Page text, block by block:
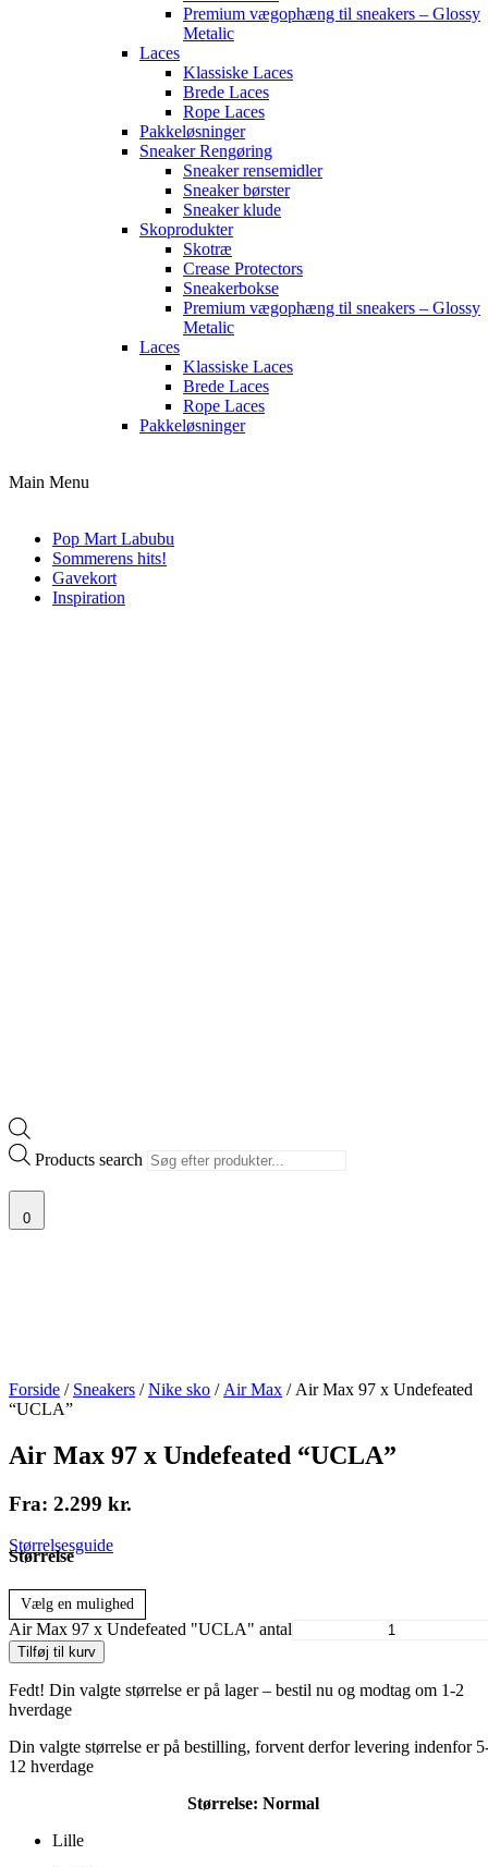
Premium vægophæng til sneakers – Glossy
Metalic
Laces
Klassiske Laces
Brede Laces
Rope Laces
Pakkeløsninger
Sneaker Rengøring
Sneaker rensemidler
Sneaker børster
Sneaker klude
Skoprodukter
Skotræ
Crease Protectors
Sneakerbokse
Premium vægophæng til sneakers – Glossy
Metalic
Laces
Klassiske Laces
Brede Laces
Rope Laces
Pakkeløsninger
Main Menu
Pop Mart Labubu
Sommerens hits!
Gavekort
Inspiration
Products search
0
Forside / Sneakers /Nike sko / Air Max / Air Max 97 x Undefeated
“UCLA”
Air Max 97 x Undefeated “UCLA”
Fra: 2.299 kr.
Størrelsesguide
Størrelse
Vælg en mulighed
Air Max 97 x Undefeated "UCLA" antal
Tilføj til kurv
Fedt! Din valgte størrelse er på lager – bestil nu og modtag om 1-2
hverdage
Din valgte størrelse er på bestilling, forvent derfor levering indenfor
12 hverdage
Størrelse: Normal
Lille